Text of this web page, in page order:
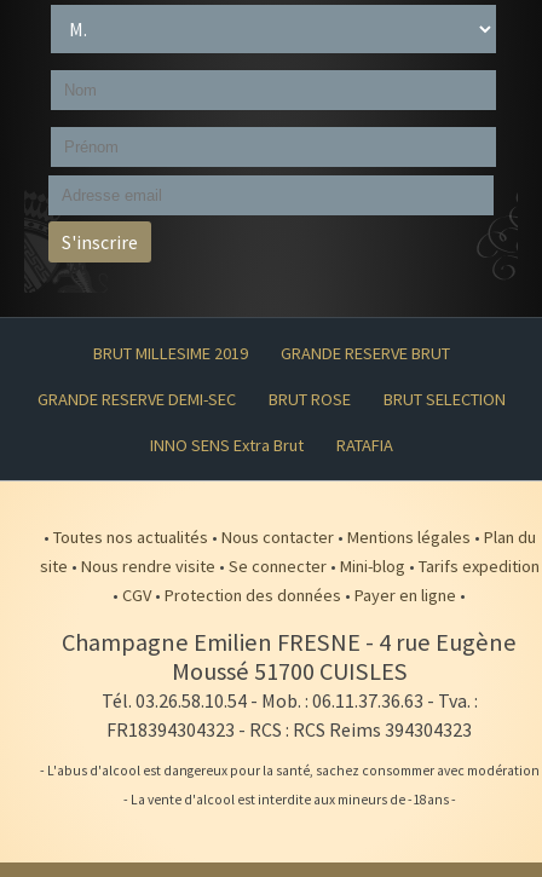
BRUT MILLESIME 2019 GRANDE RESERVE BRUT
GRANDE RESERVE DEMI-SEC BRUT ROSE BRUT SELECTION
INNO SENS Extra Brut RATAFIA
• Toutes nos actualités • Nous contacter • Mentions légales • Plan du
site • Nous rendre visite • Se connecter • Mini-blog • Tarifs expedition
• CGV• Protection des données • Payer en ligne •
Champagne Emilien FRESNE - 4 rue Eugène
Moussé 51700 CUISLES
Tél. 03.26.58.10.54 - Mob. : 06.11.37.36.63 - Tva. :
FR18394304323 - RCS : RCS Reims 394304323
- L'abus d'alcool est dangereux pour la santé, sachez consommer avec modération
- La vente d'alcool est interdite aux mineurs de -18ans -